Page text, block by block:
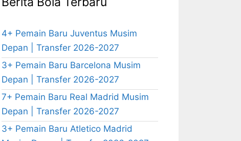
4+ Pemain Baru Juventus Musim
Depan | Transfer 2026-2027
3+ Pemain Baru Barcelona Musim
Depan | Transfer 2026-2027
7+ Pemain Baru Real Madrid Musim
Depan | Transfer 2026-2027
3+ Pemain Baru Atletico Madrid